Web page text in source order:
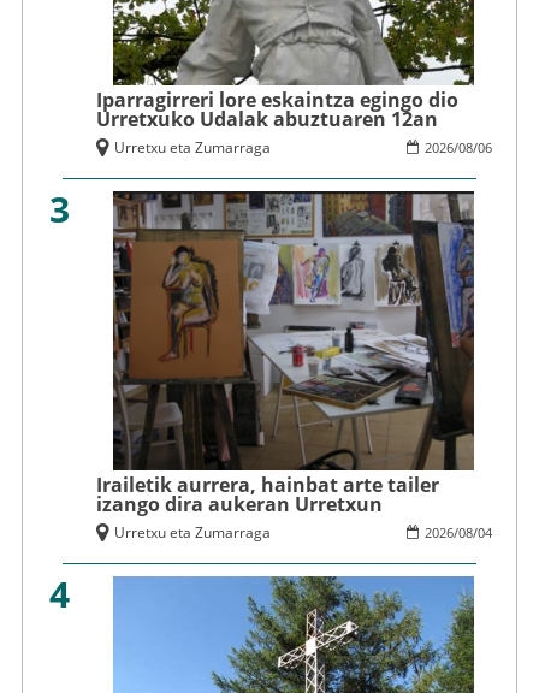
Iparragirreri lore eskaintza egingo dio
Urretxuko Udalak abuztuaren 12an
2026/08/06
Urretxu eta Zumarraga
3
Irailetik aurrera, hainbat arte tailer
izango dira aukeran Urretxun
2026/08/04
Urretxu eta Zumarraga
4